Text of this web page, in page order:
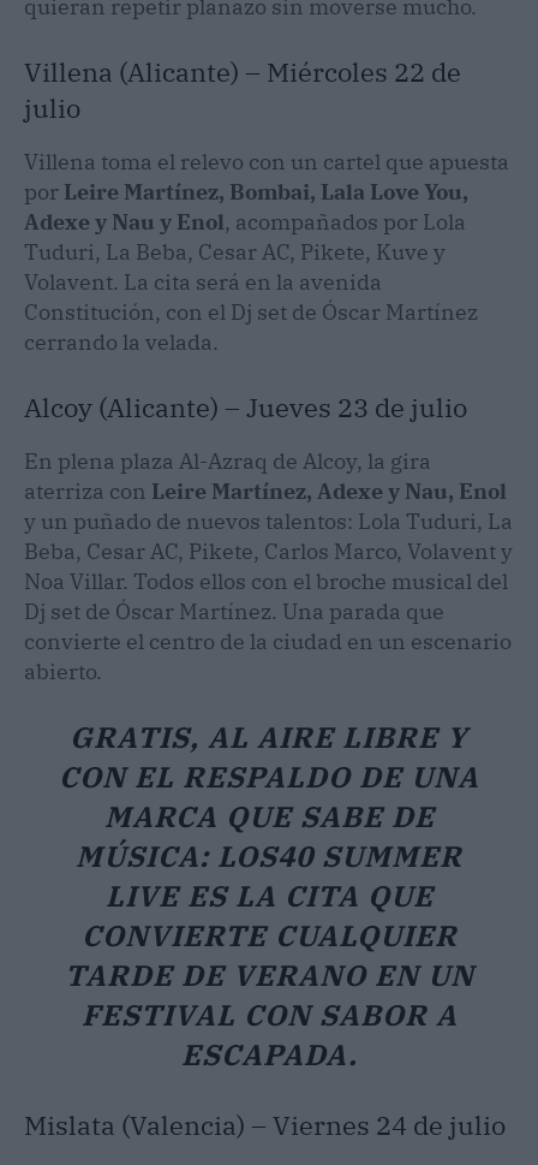
quieran repetir planazo sin moverse mucho.
Villena (Alicante) – Miércoles 22 de
julio
Villena toma el relevo con un cartel que apuesta
por Leire Martínez, Bombai, Lala Love You,
Adexe y Nau y Enol, acompañados por Lola
Tuduri, La Beba, Cesar AC, Pikete, Kuve y
Volavent. La cita será en la avenida
Constitución, con el Dj set de Óscar Martínez
cerrando la velada.
Alcoy (Alicante) – Jueves 23 de julio
En plena plaza Al-Azraq de Alcoy, la gira
aterriza con Leire Martínez, Adexe y Nau, Enol
y un puñado de nuevos talentos: Lola Tuduri, La
Beba, Cesar AC, Pikete, Carlos Marco, Volavent y
Noa Villar. Todos ellos con el broche musical del
Dj set de Óscar Martínez. Una parada que
convierte el centro de la ciudad en un escenario
abierto.
GRATIS, AL AIRE LIBRE Y
CON EL RESPALDO DE UNA
MARCA QUE SABE DE
MÚSICA: LOS40 SUMMER
LIVE ES LA CITA QUE
CONVIERTE CUALQUIER
TARDE DE VERANO EN UN
FESTIVAL CON SABOR A
ESCAPADA.
Mislata (Valencia) – Viernes 24 de julio